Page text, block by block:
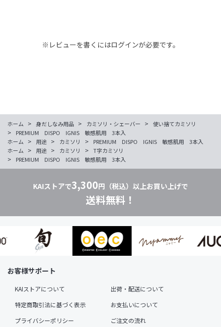
※レビューを書くにはログインが必要です。
ホーム > 身だしなみ用品 > カミソリ・シェーバー > 使い捨てカミソリ
>
PREMIUM DISPO IGNIS 敏感肌用 3本入
ホーム
> 用途 > カミソリ >
PREMIUM DISPO IGNIS 敏感肌用 3本入
ホーム
> 用途 > カミソリ > T字カミソリ
> PREMIUM DISPO IGNIS 敏感肌用 3本入
KAIストアで3,300円（税込）以上お買い上げで
送料無料！
お客様サポート
KAIストアについて
出荷・配送について
特定商取引法に基づく表示
お支払いについて
プライバシーポリシー
ご注文の流れ